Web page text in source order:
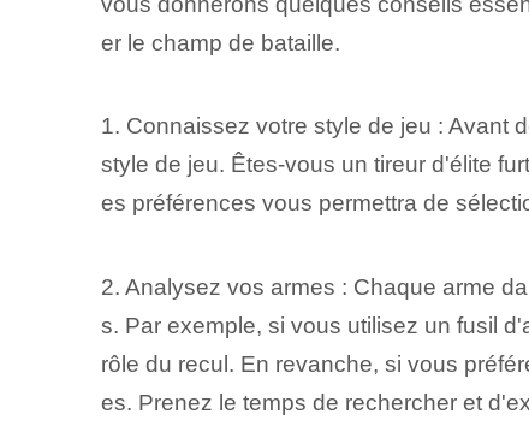
er le champ de bataille.
1. Connaissez votre style de jeu : Avant
style de jeu. Êtes-vous un tireur d'élite
es préférences vous permettra de
2. Analysez vos armes : Chaque arme
s. Par exemple, si vous utilisez un fusil
rôle du recul. En revanche, si vous
es. Prenez le temps de rechercher et